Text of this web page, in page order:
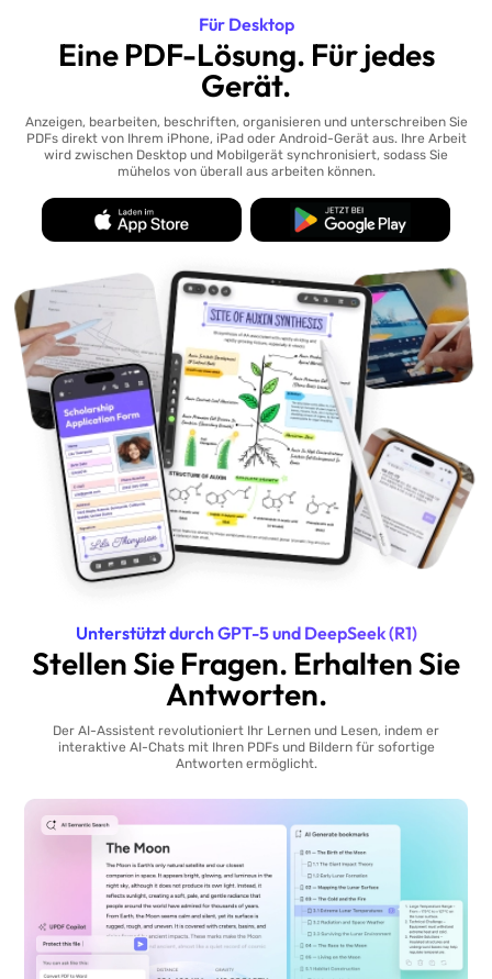
Für Desktop
Eine PDF-Lösung. Für jedes
Gerät.
Anzeigen, bearbeiten, beschriften, organisieren und unterschreiben Sie
PDFs direkt von Ihrem iPhone, iPad oder Android-Gerät aus. Ihre Arbeit
wird zwischen Desktop und Mobilgerät synchronisiert, sodass Sie
mühelos von überall aus arbeiten können.
Unterstützt durch GPT-5 und DeepSeek (R1)
Stellen Sie Fragen. Erhalten Sie
Antworten.
Der AI-Assistent revolutioniert Ihr Lernen und Lesen, indem er
interaktive AI-Chats mit Ihren PDFs und Bildern für sofortige
Antworten ermöglicht.